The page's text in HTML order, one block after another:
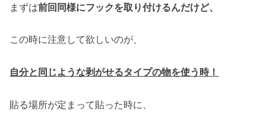
まずは前回同様にフックを取り付けるんだけど、
この時に注意して欲しいのが、
自分と同じような剥がせるタイプの物を使う時！
貼る場所が定まって貼った時に、